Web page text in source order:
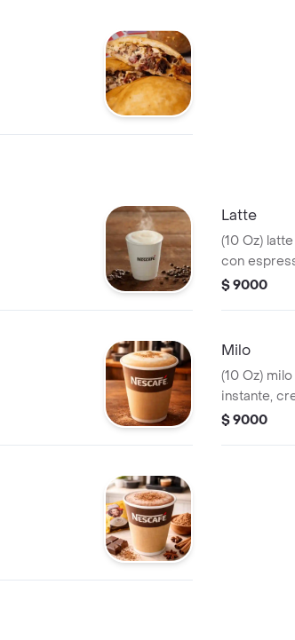
Latte
(10 Oz)
con
espumosa
$ 9000
Milo
(10 Oz)
instante,
$ 9000